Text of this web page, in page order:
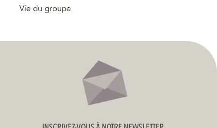
Vie du groupe